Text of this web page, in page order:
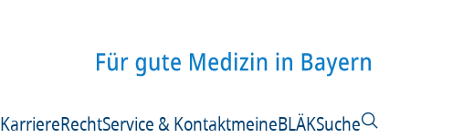
KarriereRechtService & KontaktmeineBLÄKSuche